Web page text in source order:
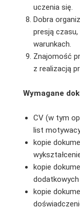
uczenia się.
Dobra
presją
warunkach.
Znajomość
z realizacją
Wymagane
CV (w tym
list
kopie
kopie
kopie